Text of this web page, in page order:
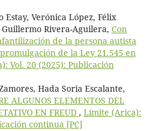
Estay, Verónica López, Félix
Guillermo Rivera-Aguilera, Con
de la persona autista
de la Ley 21.545 en
Vol. 20 (2025): Publicación
Hada Soria Escalante,
ALGUNOS ELEMENTOS DEL
EN FREUD , Límite (Arica):
continua [PC]